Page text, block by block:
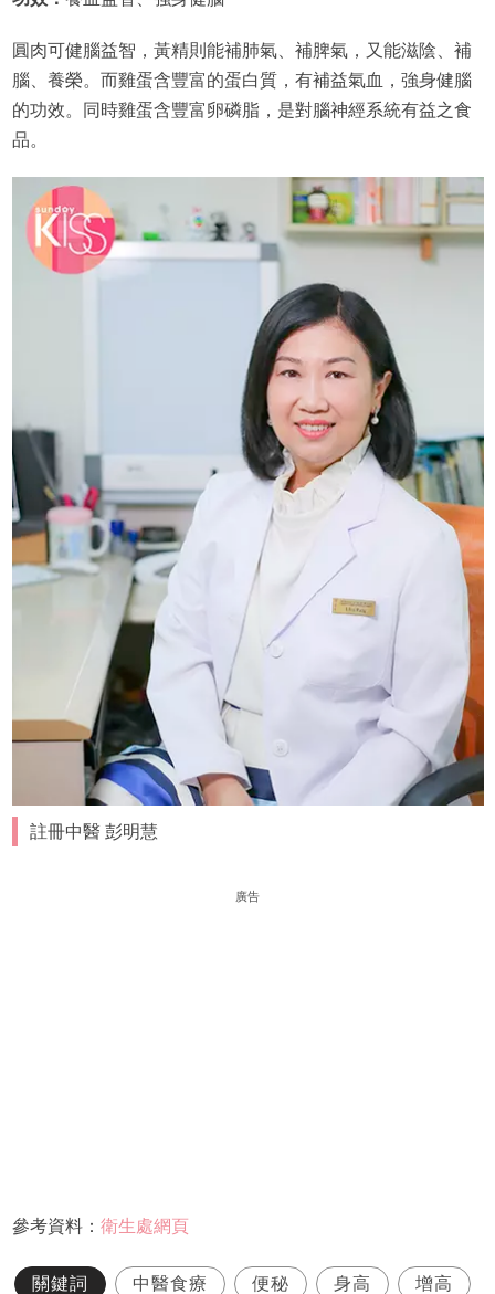
圓肉可健腦益智，黃精則能補肺氣、補脾氣，又能滋陰、補
腦、養榮。而雞蛋含豐富的蛋白質，有補益氣血，強身健腦
的功效。同時雞蛋含豐富卵磷脂，是對腦神經系統有益之食
品。
註冊中醫 彭明慧
廣告
參考資料： 衛生處網頁
關鍵詞 中醫食療 便秘 身高 增高